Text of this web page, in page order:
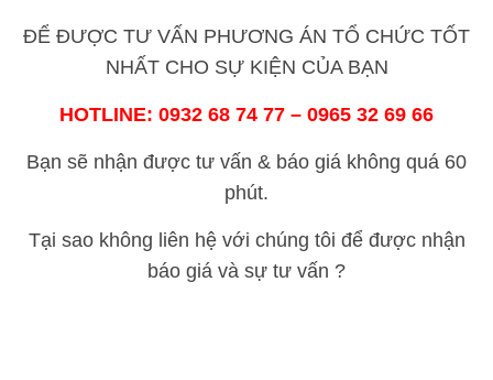
ĐỂ ĐƯỢC TƯ VẤN PHƯƠNG ÁN TỔ CHỨC TỐT
NHẤT CHO SỰ KIỆN CỦA BẠN
HOTLINE: 0932 68 74 77 – 0965 32 69 66
Bạn sẽ nhận được tư vấn & báo giá không quá 60
phút.
Tại sao không liên hệ với chúng tôi để được nhận
báo giá và sự tư vấn ?